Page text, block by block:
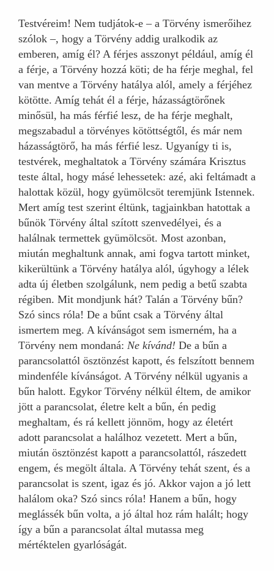
Testvéreim! Nem tudjátok-e – a Törvény ismerőihez
szólok –, hogy a Törvény addig uralkodik az
emberen, amíg él? A férjes asszonyt például, amíg él
a férje, a Törvény hozzá köti; de ha férje meghal, fel
van mentve a Törvény hatálya alól, amely a férjéhez
kötötte. Amíg tehát él a férje, házasságtörőnek
minősül, ha más férfié lesz, de ha férje meghalt,
megszabadul a törvényes kötöttségtől, és már nem
házasságtörő, ha más férfié lesz. Ugyanígy ti is,
testvérek, meghaltatok a Törvény számára Krisztus
teste által, hogy másé lehessetek: azé, aki feltámadt a
halottak közül, hogy gyümölcsöt teremjünk Istennek.
Mert amíg test szerint éltünk, tagjainkban hatottak a
bűnök Törvény által szított szenvedélyei, és a
halálnak termettek gyümölcsöt. Most azonban,
miután meghaltunk annak, ami fogva tartott minket,
kikerültünk a Törvény hatálya alól, úgyhogy a lélek
adta új életben szolgálunk, nem pedig a betű szabta
régiben. Mit mondjunk hát? Talán a Törvény bűn?
Szó sincs róla! De a bűnt csak a Törvény által
ismertem meg. A kívánságot sem ismerném, ha a
Törvény nem mondaná: Ne kívánd! De a bűn a
parancsolattól ösztönzést kapott, és felszított bennem
mindenféle kívánságot. A Törvény nélkül ugyanis a
bűn halott. Egykor Törvény nélkül éltem, de amikor
jött a parancsolat, életre kelt a bűn, én pedig
meghaltam, és rá kellett jönnöm, hogy az életért
adott parancsolat a halálhoz vezetett. Mert a bűn,
miután ösztönzést kapott a parancsolattól, rászedett
engem, és megölt általa. A Törvény tehát szent, és a
parancsolat is szent, igaz és jó. Akkor vajon a jó lett
halálom oka? Szó sincs róla! Hanem a bűn, hogy
meglássék bűn volta, a jó által hoz rám halált; hogy
így a bűn a parancsolat által mutassa meg
mértéktelen gyarlóságát.